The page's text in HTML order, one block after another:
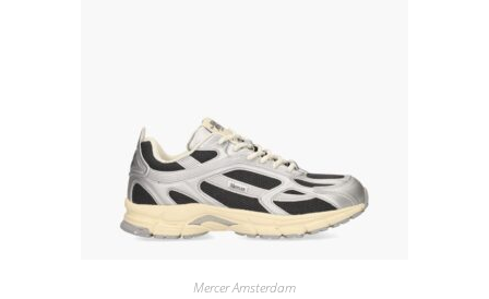
Mercer Amsterdam